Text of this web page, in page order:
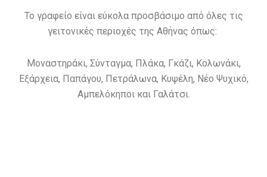
Το γραφείο είναι εύκολα προσβάσιμο από όλες τις
γειτονικές περιοχές της Αθήνας όπως:
Μοναστηράκι, Σύνταγμα, Πλάκα, Γκάζι, Κολωνάκι,
Εξάρχεια, Παπάγου, Πετράλωνα, Κυψέλη, Νέο Ψυχικό,
Αμπελόκηποι και Γαλάτσι.